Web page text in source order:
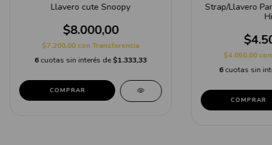
Llavero cute Snoopy
$8.000,00
$7.200,00conTransferencia
6cuotas sin interés de$1.333,33
COMPRAR
Strap/Llavero
$4.050,00con
6 cuotas sin
COMPRAR